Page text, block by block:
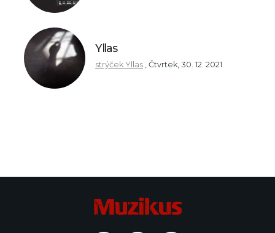
Yllas
strýček Yllas , Čtvrtek, 30. 12. 2021